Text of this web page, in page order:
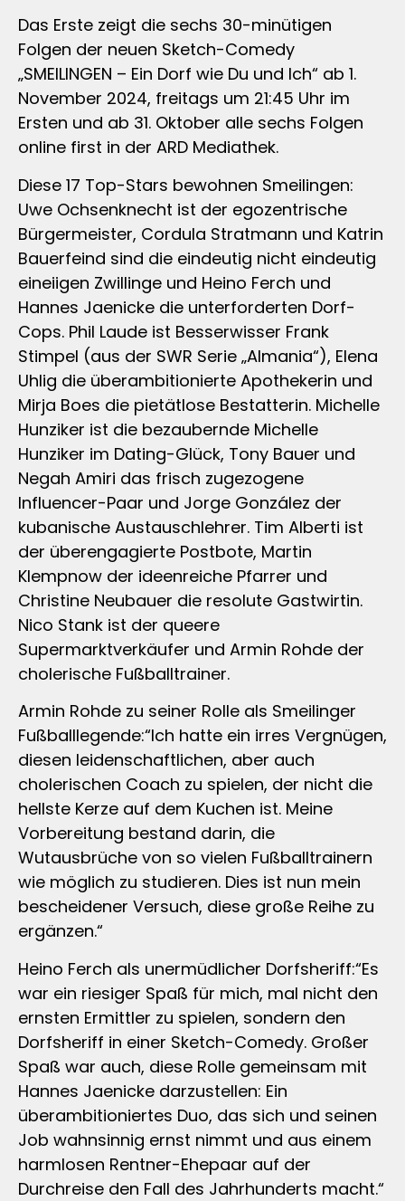
Das Erste zeigt die sechs 30-minütigen
Folgen der neuen Sketch-Comedy
„SMEILINGEN – Ein Dorf wie Du und Ich“ ab 1.
November 2024, freitags um 21:45 Uhr im
Ersten und ab 31. Oktober alle sechs Folgen
online first in der ARD Mediathek.
Diese 17 Top-Stars bewohnen Smeilingen:
Uwe Ochsenknecht ist der egozentrische
Bürgermeister, Cordula Stratmann und Katrin
Bauerfeind sind die eindeutig nicht eindeutig
eineiigen Zwillinge und Heino Ferch und
Hannes Jaenicke die unterforderten Dorf-
Cops. Phil Laude ist Besserwisser Frank
Stimpel (aus der SWR Serie „Almania“), Elena
Uhlig die überambitionierte Apothekerin und
Mirja Boes die pietätlose Bestatterin. Michelle
Hunziker ist die bezaubernde Michelle
Hunziker im Dating-Glück, Tony Bauer und
Negah Amiri das frisch zugezogene
Influencer-Paar und Jorge González der
kubanische Austauschlehrer. Tim Alberti ist
der überengagierte Postbote, Martin
Klempnow der ideenreiche Pfarrer und
Christine Neubauer die resolute Gastwirtin.
Nico Stank ist der queere
Supermarktverkäufer und Armin Rohde der
cholerische Fußballtrainer.
Armin Rohde zu seiner Rolle als Smeilinger
Fußballlegende:“Ich hatte ein irres Vergnügen,
diesen leidenschaftlichen, aber auch
cholerischen Coach zu spielen, der nicht die
hellste Kerze auf dem Kuchen ist. Meine
Vorbereitung bestand darin, die
Wutausbrüche von so vielen Fußballtrainern
wie möglich zu studieren. Dies ist nun mein
bescheidener Versuch, diese große Reihe zu
ergänzen.“
Heino Ferch als unermüdlicher Dorfsheriff:“Es
war ein riesiger Spaß für mich, mal nicht den
ernsten Ermittler zu spielen, sondern den
Dorfsheriff in einer Sketch-Comedy. Großer
Spaß war auch, diese Rolle gemeinsam mit
Hannes Jaenicke darzustellen: Ein
überambitioniertes Duo, das sich und seinen
Job wahnsinnig ernst nimmt und aus einem
harmlosen Rentner-Ehepaar auf der
Durchreise den Fall des Jahrhunderts macht.“